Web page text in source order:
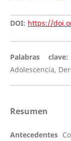
DOI: https://
Palabras
Adolescencia,
Resumen
Antecedentes